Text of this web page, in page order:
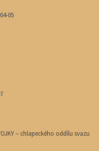
05
– chlapeckého oddílu svazu